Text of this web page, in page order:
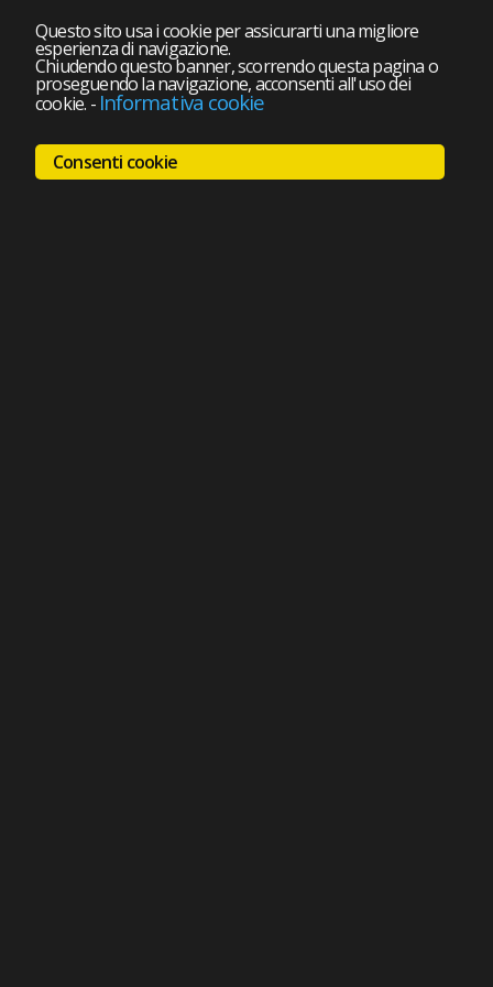
Questo sito usa i cookie per assicurarti una migliore
esperienza di navigazione.
Chiudendo questo banner, scorrendo questa pagina o
proseguendo la navigazione, acconsenti all'uso dei
cookie. - Informativa cookie
Consenti cookie